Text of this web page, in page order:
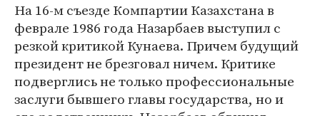
На 16-м съезде Компартии Казахстана в
феврале 1986 года Назарбаев выступил с
резкой критикой Кунаева. Причем будущий
президент не брезговал ничем. Критике
подверглись не только профессиональные
заслуги бывшего главы государства, но и